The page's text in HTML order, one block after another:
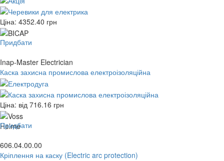
Ціна: 4352.40 грн
Придбати
Inap-Master Electrician
Каска захисна промислова електроізоляційна
Ціна: від 716.16 грн
Придбати
606.04.00.00
Кріплення на каску (Electric arc protection)